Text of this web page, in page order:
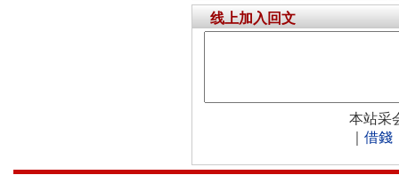
线上加入回文
本站采
借錢